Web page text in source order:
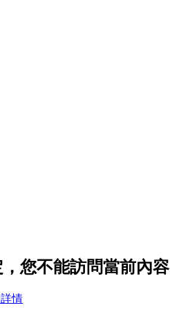
您不能訪問當前內容
情